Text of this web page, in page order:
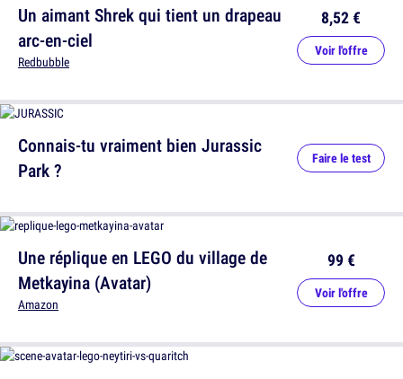
Connais-tu vraiment bien Jurassic
Park ?
Faire le test
Un aimant Shrek qui tient un drapeau
arc-en-ciel
Redbubble
8,52 €
Voir l'offre
Une réplique en LEGO du village de
Metkayina (Avatar)
Amazon
99 €
Voir l'offre